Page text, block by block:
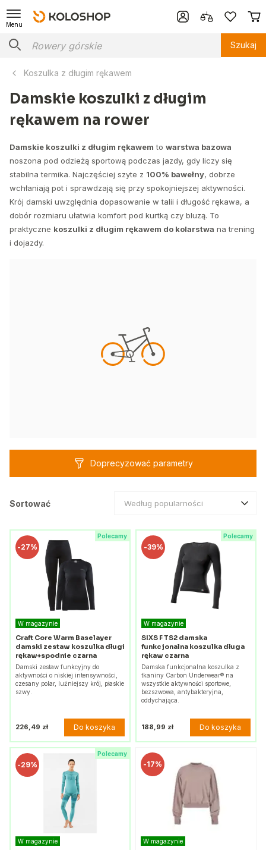
Menu
Szukaj
Koszulka z długim rękawem
Damskie koszulki z długim
rękawem na rower
Damskie koszulki z długim rękawem to warstwa bazowa
noszona pod odzieżą sportową podczas jazdy, gdy liczy się
stabilna termika. Najczęściej szyte z 100% bawełny, dobrze
wchłaniają pot i sprawdzają się przy spokojniejszej aktywności.
Krój damski uwzględnia dopasowanie w talii i długość rękawa, a
dobór rozmiaru ułatwia komfort pod kurtką czy bluzą. To
praktyczne koszulki z długim rękawem do kolarstwa na trening
i dojazdy.
Doprecyzować parametry
Sortować Według popularności
Polecamy
-27%
W magazynie
Craft Core Warm Baselayer
damski zestaw koszulka długi
rękaw+spodnie czarna
Damski zestaw funkcyjny do
aktywności o niskiej intensywności,
czesany polar, luźniejszy krój, płaskie
szwy.
226,49 zł Do koszyka
Polecamy
-39%
W magazynie
SIXS F TS2 damska
funkcjonalna koszulka długa
rękaw czarna
Damska funkcjonalna koszulka z
tkaniny Carbon Underwear® na
wszystkie aktywności sportowe,
bezszwowa, antybakteryjna,
oddychająca.
188,99 zł Do koszyka
Polecamy
-29%
W magazynie
-17%
W magazynie